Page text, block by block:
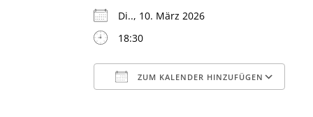
Di.., 10. März 2026
18:30
ZUM KALENDER HINZUFÜGEN